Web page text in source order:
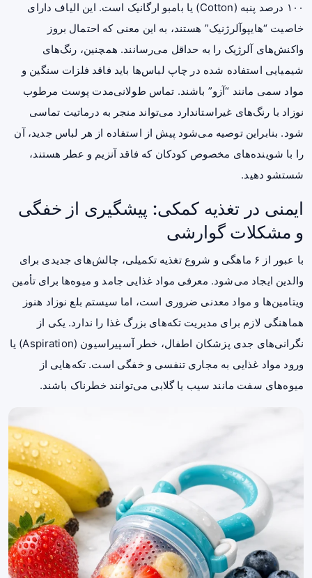
۱۰۰ درصد پنبه (Cotton) یا بامبو ارگانیک است. این الیاف دارای
خاصیت “هایپوآلرژنیک” هستند، به این معنی که احتمال بروز
واکنش‌های آلرژیک را به حداقل می‌رسانند. همچنین، رنگ‌های
شیمیایی استفاده شده در چاپ لباس‌ها باید فاقد فلزات سنگین و
مواد سمی مانند “آزو” باشند. تماس طولانی‌مدت پوست مرطوب
نوزاد با رنگ‌های غیراستاندارد می‌تواند منجر به درماتیت تماسی
شود. بنابراین توصیه می‌شود پیش از استفاده از هر لباس جدید، آن
را با شوینده‌های مخصوص کودکان که فاقد آنزیم و عطر هستند،
شستشو دهید.
ایمنی در تغذیه کمکی: پیشگیری از خفگی
و مشکلات گوارشی
با عبور از ۶ ماهگی و شروع تغذیه تکمیلی، چالش‌های جدیدی برای
والدین ایجاد می‌شود. معرفی مواد غذایی جامد و میوه‌ها برای تأمین
ویتامین‌ها و مواد معدنی ضروری است، اما سیستم بلع نوزاد هنوز
هماهنگی لازم برای مدیریت تکه‌های بزرگ غذا را ندارد. یکی از
نگرانی‌های جدی پزشکان اطفال، خطر آسپیراسیون (Aspiration) یا
ورود مواد غذایی به مجاری تنفسی و خفگی است. تکه‌هایی از
میوه‌های سفت مانند سیب یا گلابی می‌توانند خطرناک باشند.